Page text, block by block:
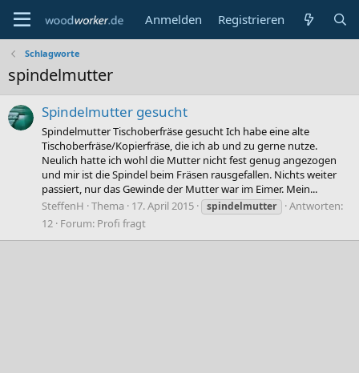
Anmelden Registrieren
Schlagworte
spindelmutter
Spindelmutter gesucht
Spindelmutter Tischoberfräse gesucht Ich habe eine alte
Tischoberfräse/Kopierfräse, die ich ab und zu gerne nutze.
Neulich hatte ich wohl die Mutter nicht fest genug angezogen
und mir ist die Spindel beim Fräsen rausgefallen. Nichts weiter
passiert, nur das Gewinde der Mutter war im Eimer. Mein...
SteffenH Thema 17. April 2015 spindelmutter
Antworten:
12 Forum: Profi fragt